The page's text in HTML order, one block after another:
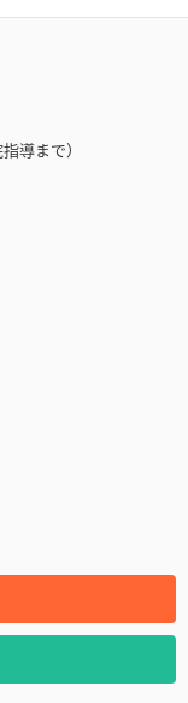
導まで）